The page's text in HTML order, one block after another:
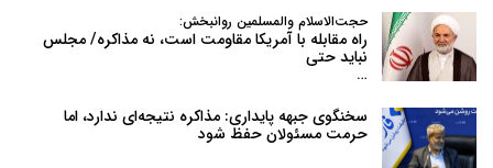
حجت‌الاسلام والمسلمین روانبخش:
راه مقابله با آمریکا مقاومت است، نه مذاکره/ مجلس
نباید حتی
…
سخنگوی جبهه پایداری: مذاکره نتیجه‌ای ندارد، اما
حرمت مسئولان حفظ شود